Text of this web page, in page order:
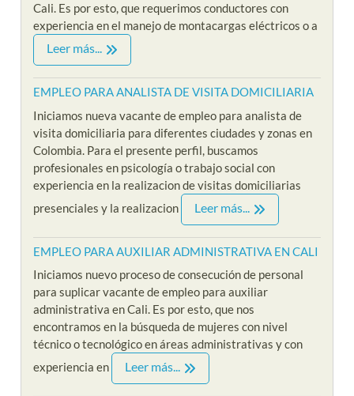
Cali. Es por esto, que requerimos conductores con
experiencia en el manejo de montacargas eléctricos o a
Leer más...
EMPLEO PARA ANALISTA DE VISITA DOMICILIARIA
Iniciamos nueva vacante de empleo para analista de
visita domiciliaria para diferentes ciudades y zonas en
Colombia. Para el presente perfil, buscamos
profesionales en psicología o trabajo social con
experiencia en la realizacion de visitas domiciliarias
presenciales y la realizacion
Leer más...
EMPLEO PARA AUXILIAR ADMINISTRATIVA EN CALI
Iniciamos nuevo proceso de consecución de personal
para suplicar vacante de empleo para auxiliar
administrativa en Cali. Es por esto, que nos
encontramos en la búsqueda de mujeres con nivel
técnico o tecnológico en áreas administrativas y con
experiencia en
Leer más...